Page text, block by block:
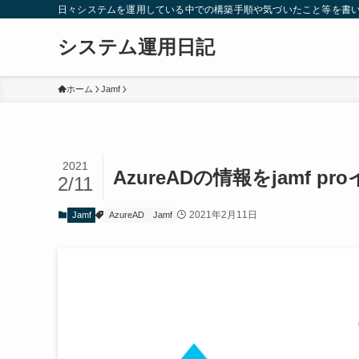
日々システムを運用している中での構築手順や気づいたこと等を書
システム運用日記
ホーム Jamf
AzureADの情報をjamf pro
2021
2/11
Jamf AzureAD Jamf 2021年2月11日